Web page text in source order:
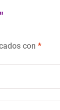
con *